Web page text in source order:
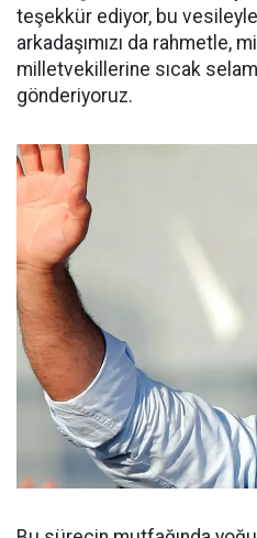
teşekkür ediyor, bu vesileyle
arkadaşımızı da rahmetle,
milletvekillerine sıcak
gönderiyoruz.